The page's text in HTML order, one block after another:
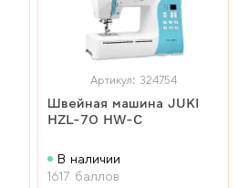
Артикул: 324754
Швейная машина JUKI
HZL-70 HW-C
В наличии
1617 баллов